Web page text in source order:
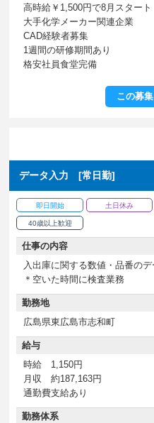
高時給￥1,500円で8月スタート
大手化学メーカー関連企業
CAD経験者募集
1週間の研修期間あり
格安社員食堂完備
この募
データ入力 [常日勤]
即日開始 土日休み
40歳以上歓迎
仕事の内容
入出庫に関する数値・品番の
＊空いた時間に検査業務
勤務地
広島県東広島市志和町
給与
時給 1,150円
月収 約187,163円
通勤費支給あり
勤務体系